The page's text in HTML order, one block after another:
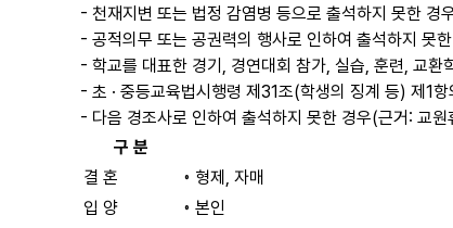
- 천재지변 또는 법정 감염병 등으로 출석하지 못한 경
- 공적의무 또는 공권력의 행사로 인하여 출석하지 못
- 학교를 대표한 경기, 경연대회 참가, 실습, 훈련, 교
- 초 · 중등교육법시행령 제31조(학생의 징계 등) 제1
- 다음 경조사로 인하여 출석하지 못한 경우(근거: 교원
구 분
결 혼
◦ 형제, 자매
입 양
◦ 본인